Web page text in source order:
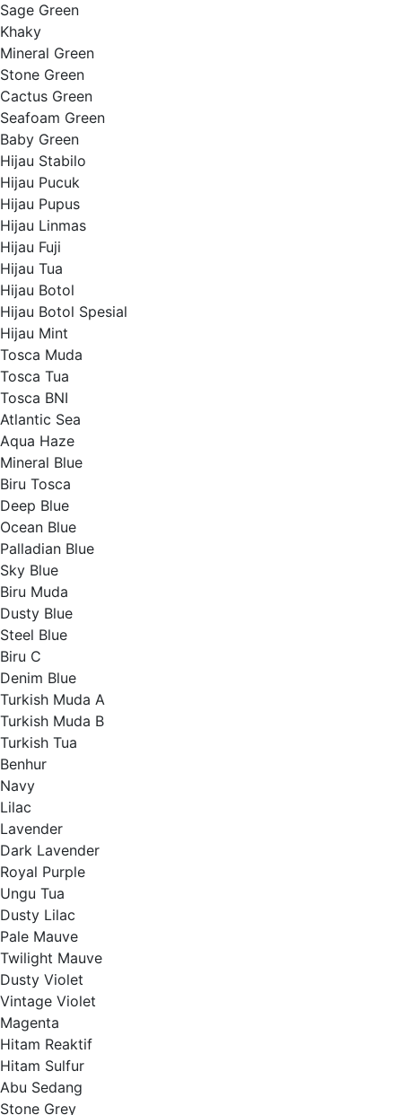
Sage Green
Khaky
Mineral Green
Stone Green
Cactus Green
Seafoam Green
Baby Green
Hijau Stabilo
Hijau Pucuk
Hijau Pupus
Hijau Linmas
Hijau Fuji
Hijau Tua
Hijau Botol
Hijau Botol Spesial
Hijau Mint
Tosca Muda
Tosca Tua
Tosca BNI
Atlantic Sea
Aqua Haze
Mineral Blue
Biru Tosca
Deep Blue
Ocean Blue
Palladian Blue
Sky Blue
Biru Muda
Dusty Blue
Steel Blue
Biru C
Denim Blue
Turkish Muda A
Turkish Muda B
Turkish Tua
Benhur
Navy
Lilac
Lavender
Dark Lavender
Royal Purple
Ungu Tua
Dusty Lilac
Pale Mauve
Twilight Mauve
Dusty Violet
Vintage Violet
Magenta
Hitam Reaktif
Hitam Sulfur
Abu Sedang
Stone Grey